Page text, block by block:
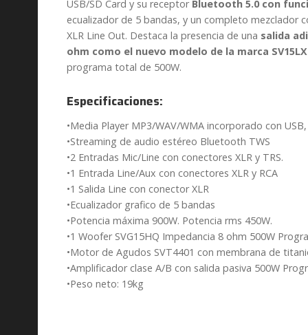
USB/SD Card y su receptor Bluetooth 5.0 con
ecualizador de 5 bandas, y un completo mezclador
XLR Line Out. Destaca la presencia de una salida
ohm como el nuevo modelo de la marca
programa total de 500W.
Especificaciones:
•Media Player MP3/WAV/WMA incorporado con
•Streaming de audio estéreo Bluetooth TWS
•2 Entradas Mic/Line con conectores XLR y TRS.
•1 Entrada Line/Aux con conectores XLR y RCA
•1 Salida Line con conector XLR
•Ecualizador grafico de 5 bandas
•Potencia máxima 900W. Potencia rms 450W.
•1 Woofer SVG15HQ Impedancia 8 ohm 500W
•Motor de Agudos SVT4401 con membrana de
•Amplificador clase A/B con salida pasiva 500W
•Peso neto: 19kg